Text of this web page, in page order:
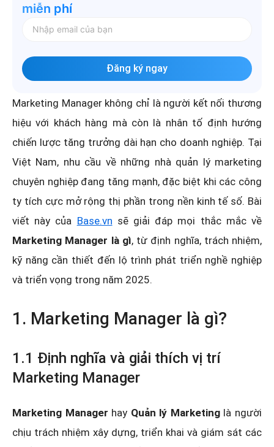
miễn phí
Đăng ký ngay
Marketing Manager không chỉ là người kết nối thương
hiệu với khách hàng mà còn là nhân tố định hướng
chiến lược tăng trưởng dài hạn cho doanh nghiệp. Tại
Việt Nam, nhu cầu về những nhà quản lý marketing
chuyên nghiệp đang tăng mạnh, đặc biệt khi các công
ty tích cực mở rộng thị phần trong nền kinh tế số. Bài
viết này của Base.vn sẽ giải đáp mọi thắc mắc về
Marketing Manager là gì, từ định nghĩa, trách nhiệm,
kỹ năng cần thiết đến lộ trình phát triển nghề nghiệp
và triển vọng trong năm 2025.
1. Marketing Manager là gì?
1.1 Định nghĩa và giải thích vị trí
Marketing Manager
Marketing Manager hay Quản lý Marketinglà người
chịu trách nhiệm xây dựng, triển khai và giám sát các